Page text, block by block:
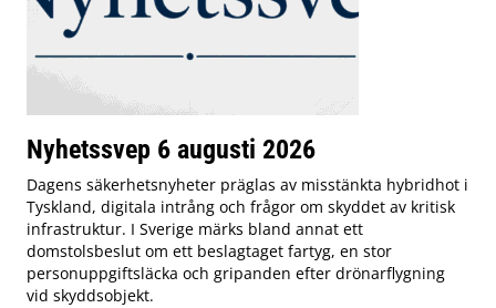
Nyhetssvep 6 augusti 2026
Dagens säkerhetsnyheter präglas av misstänkta hybridhot i
Tyskland, digitala intrång och frågor om skyddet av kritisk
infrastruktur. I Sverige märks bland annat ett
domstolsbeslut om ett beslagtaget fartyg, en stor
personuppgiftsläcka och gripanden efter drönarflygning
vid skyddsobjekt.